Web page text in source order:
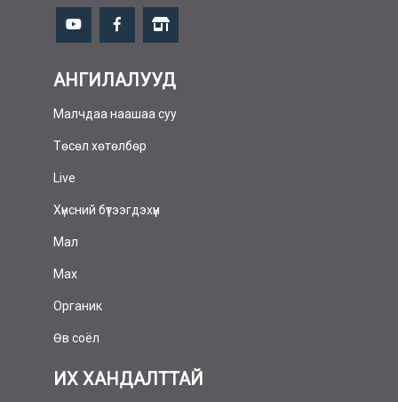
АНГИЛАЛУУД
Малчдаа наашаа суу
Төсөл хөтөлбөр
Live
Хүнсний бүтээгдэхүүн
Мал
Мах
Органик
Өв соёл
ИХ ХАНДАЛТТАЙ